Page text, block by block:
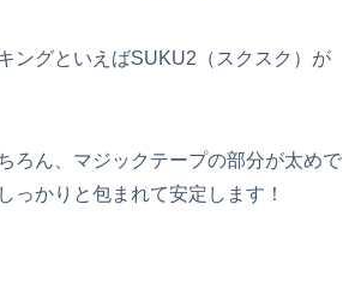
ングといえばSUKU2（スクスク）が
ろん、マジックテープの部分が太めで
っかりと包まれて安定します！